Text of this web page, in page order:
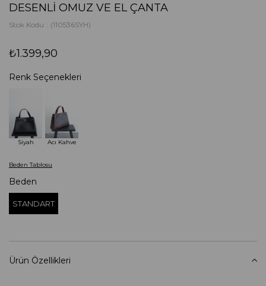
DESENLI OMUZ VE EL ÇANTA
Stok Kodu (110536SYH)
₺1.399,90
Renk Seçenekleri
Siyah Acı Kahve
Beden Tablosu
Beden
STANDART
Ürün Özellikleri